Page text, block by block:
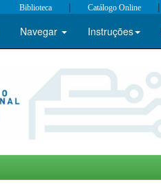
Biblioteca | Catálogo Online |
Navegar Instruções